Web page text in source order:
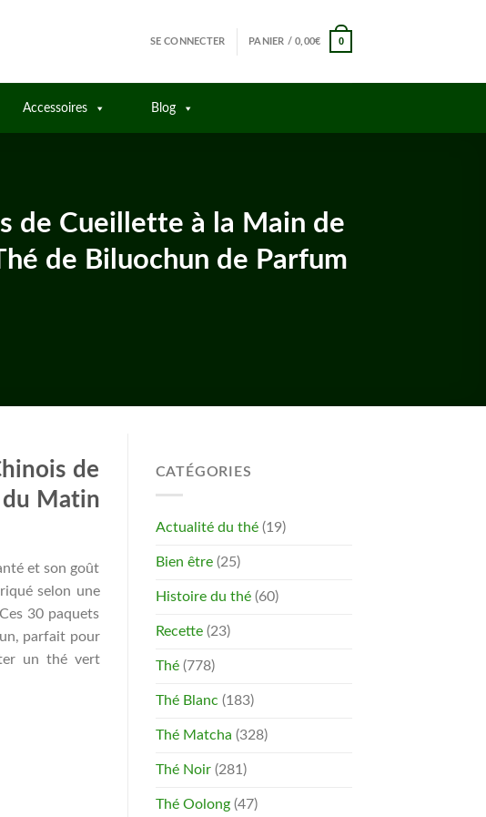
SE CONNECTER PANIER /0,00€ 0
Accessoires Blog
de Cueillette à la Main de
de Biluochun de Parfum
de
du Matin
et son goût
selon une
30 paquets
parfait pour
un thé vert
CATÉGORIES
Actualité du thé(19)
Bien être(25)
Histoire du thé(60)
Recette(23)
Thé(778)
Thé Blanc (183)
Thé Matcha (328)
Thé Noir(281)
Thé Oolong(47)